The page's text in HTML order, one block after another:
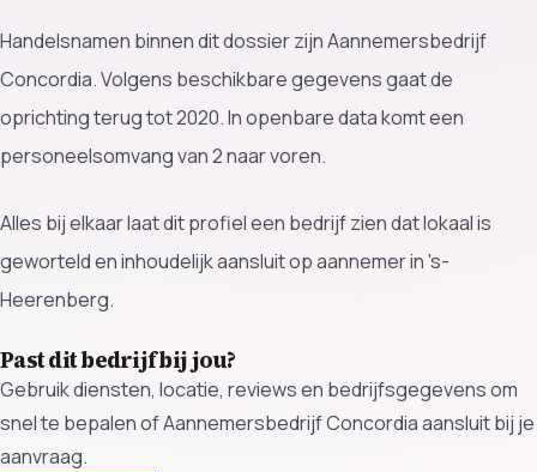
Handelsnamen binnen dit dossier zijn Aannemersbedrijf
Concordia. Volgens beschikbare gegevens gaat de
oprichting terug tot 2020. In openbare data komt een
personeelsomvang van 2 naar voren.
Alles bij elkaar laat dit profiel een bedrijf zien dat lokaal is
geworteld en inhoudelijk aansluit op aannemer in 's-
Heerenberg.
Past dit bedrijf bij jou?
Gebruik diensten, locatie, reviews en bedrijfsgegevens om
snel te bepalen of Aannemersbedrijf Concordia aansluit bij je
aanvraag.